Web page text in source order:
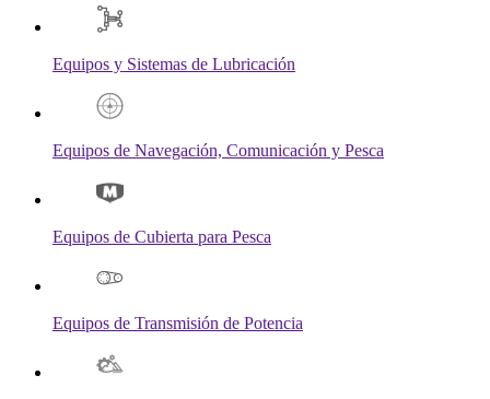
Equipos y Sistemas de Lubricación
Equipos de Navegación, Comunicación y Pesca
Equipos de Cubierta para Pesca
Equipos de Transmisión de Potencia